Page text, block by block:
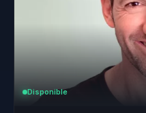
Disponible